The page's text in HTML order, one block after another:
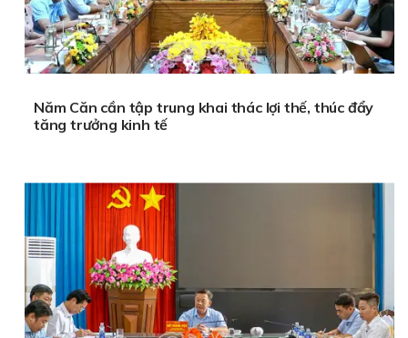
Năm Căn cần tập trung khai thác lợi thế, thúc đẩy
tăng trưởng kinh tế